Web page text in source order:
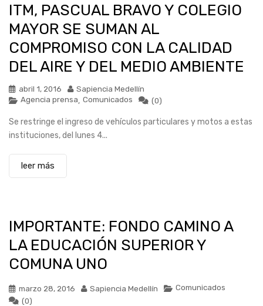
ITM, PASCUAL BRAVO Y COLEGIO
MAYOR SE SUMAN AL
COMPROMISO CON LA CALIDAD
DEL AIRE Y DEL MEDIO AMBIENTE
abril 1, 2016
Sapiencia Medellín
Agencia prensa, Comunicados (0)
Se restringe el ingreso de vehículos particulares y motos a estas
instituciones, del lunes 4...
leer más
IMPORTANTE: FONDO CAMINO A
LA EDUCACIÓN SUPERIOR Y
COMUNA UNO
marzo 28, 2016 Sapiencia Medellín
Comunicados
(0)